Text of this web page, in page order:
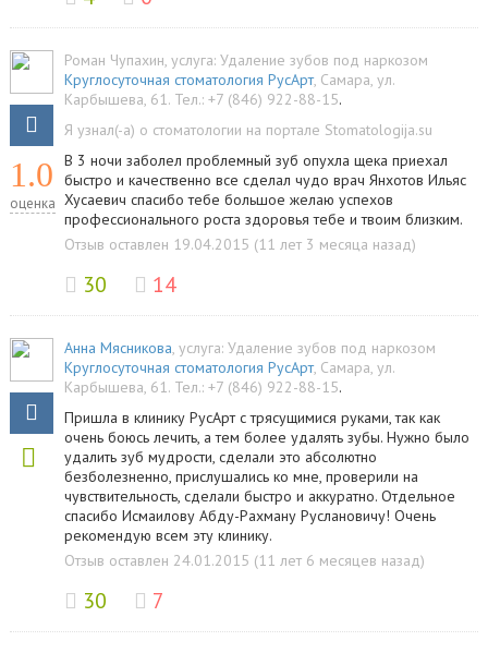
1.0
оценка
Роман Чупахин, услуга: Удаление зубов под наркозом
Круглосуточная стоматология РусАрт, Самара, ул.
Карбышева, 61. Тел.: +7 (846) 922-88-15.
Я узнал(-а) о стоматологии на портале Stomatologija.su
В 3 ночи заболел проблемный зуб опухла щека приехал
быстро и качественно все сделал чудо врач Янхотов Ильяс
Хусаевич спасибо тебе большое желаю успехов
профессионального роста здоровья тебе и твоим близким.
Отзыв оставлен 19.04.2015 (11 лет 3 месяца назад)
30 14
Анна Мясникова, услуга: Удаление зубов под наркозом
Круглосуточная стоматология РусАрт, Самара, ул.
Карбышева, 61. Тел.: +7 (846) 922-88-15.
Пришла в клинику РусАрт с трясущимися руками, так как
очень боюсь лечить, а тем более удалять зубы. Нужно было
удалить зуб мудрости, сделали это абсолютно
безболезненно, прислушались ко мне, проверили на
чувствительность, сделали быстро и аккуратно. Отдельное
спасибо Исмаилову Абду-Рахману Руслановичу! Очень
рекомендую всем эту клинику.
Отзыв оставлен 24.01.2015 (11 лет 6 месяцев назад)
30 7